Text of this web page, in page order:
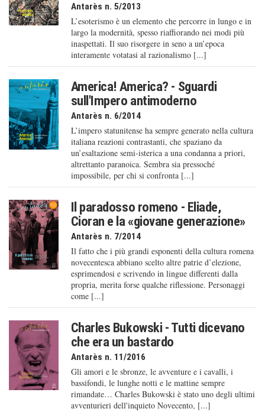
Antarès n. 5/2013
L’esoterismo è un elemento che percorre in lungo e in
largo la modernità, spesso riaffiorando nei modi più
inaspettati. Il suo risorgere in seno a un’epoca
interamente votatasi al razionalismo [...]
America! America? - Sguardi
sull'Impero antimoderno
Antarès n. 6/2014
L’impero statunitense ha sempre generato nella cultura
italiana reazioni contrastanti, che spaziano da
un’esaltazione semi-isterica a una condanna a priori,
altrettanto paranoica. Sembra sia pressoché
impossibile, per chi si confronta [...]
Il paradosso romeno - Eliade,
Cioran e la «giovane generazione»
Antarès n. 7/2014
Il fatto che i più grandi esponenti della cultura romena
novecentesca abbiano scelto altre patrie d’elezione,
esprimendosi e scrivendo in lingue differenti dalla
propria, merita forse qualche riflessione. Personaggi
come [...]
Charles Bukowski - Tutti dicevano
che era un bastardo
Antarès n. 11/2016
Gli amori e le sbronze, le avventure e i cavalli, i
bassifondi, le lunghe notti e le mattine sempre
rimandate… Charles Bukowski è stato uno degli ultimi
avventurieri dell'inquieto Novecento, [...]